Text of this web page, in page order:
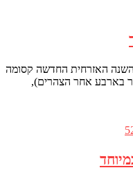
האזרחית החדשה קסומה
בארבע אחר הצהרים),